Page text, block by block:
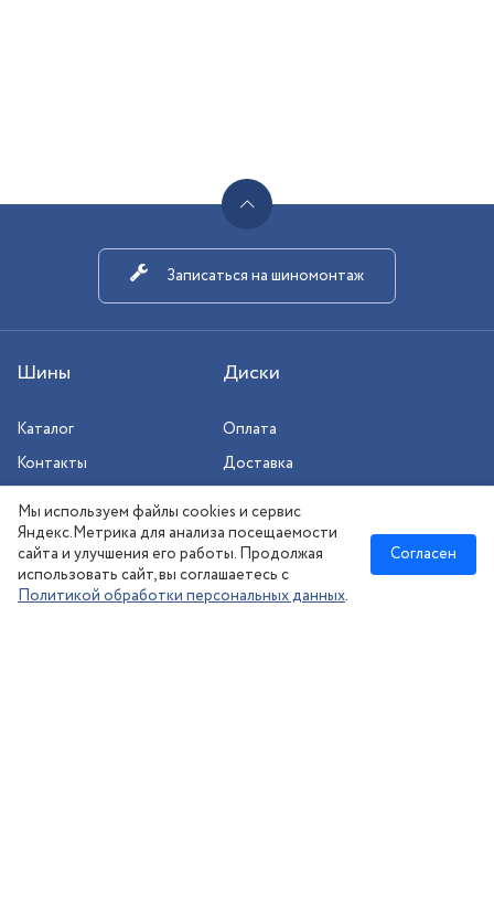
Шины Диски
Каталог
Контакты
Оплата
Доставка
Сезонное хранение
Записаться на шиномонтаж
Новосибирск:
Мы используем файлы cookies и сервис
Яндекс.Метрика для анализа посещаемости
сайта и улучшения его работы. Продолжая
использовать сайт, вы соглашаетесь с
Политикой обработки персональных данных.
Согласен